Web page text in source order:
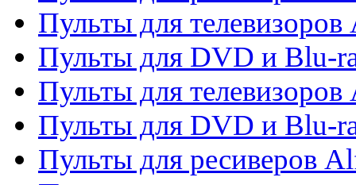
Пульты для телевизоров
Пульты для DVD и Blu-
Пульты для
Пульты для DVD и Blu-
Пульты для ресиверов